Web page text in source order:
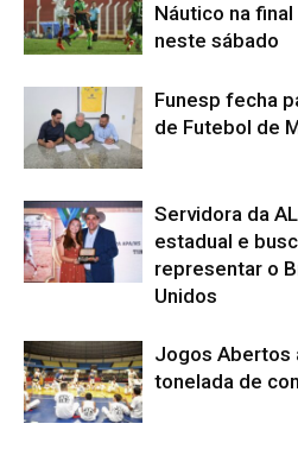
Náutico na
neste sábado
Funesp fecha
de Futebol de
Servidora da
estadual e
representar o
Unidos
Jogos Abertos
tonelada de